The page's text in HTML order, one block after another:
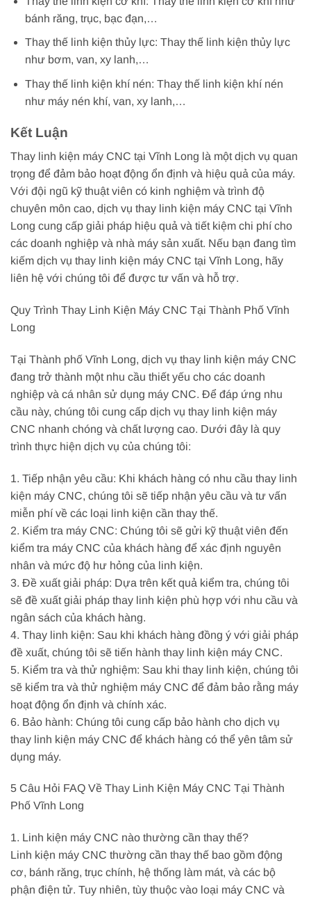
bánh răng, trục, bạc đạn,…
Thay thế linh kiện thủy lực: Thay thế linh kiện thủy lực
như bơm, van, xy lanh,…
Thay thế linh kiện khí nén: Thay thế linh kiện khí nén
như máy nén khí, van, xy lanh,…
Kết Luận
Thay linh kiện máy CNC tại Vĩnh Long là một dịch vụ quan
trọng để đảm bảo hoạt động ổn định và hiệu quả của máy.
Với đội ngũ kỹ thuật viên có kinh nghiệm và trình độ
chuyên môn cao, dịch vụ thay linh kiện máy CNC tại Vĩnh
Long cung cấp giải pháp hiệu quả và tiết kiệm chi phí cho
các doanh nghiệp và nhà máy sản xuất. Nếu bạn đang tìm
kiếm dịch vụ thay linh kiện máy CNC tại Vĩnh Long, hãy
liên hệ với chúng tôi để được tư vấn và hỗ trợ.
Quy Trình Thay Linh Kiện Máy CNC Tại Thành Phố Vĩnh
Long
Tại Thành phố Vĩnh Long, dịch vụ thay linh kiện máy CNC
đang trở thành một nhu cầu thiết yếu cho các doanh
nghiệp và cá nhân sử dụng máy CNC. Để đáp ứng nhu
cầu này, chúng tôi cung cấp dịch vụ thay linh kiện máy
CNC nhanh chóng và chất lượng cao. Dưới đây là quy
trình thực hiện dịch vụ của chúng tôi:
1. Tiếp nhận yêu cầu: Khi khách hàng có nhu cầu thay linh
kiện máy CNC, chúng tôi sẽ tiếp nhận yêu cầu và tư vấn
miễn phí về các loại linh kiện cần thay thế.
2. Kiểm tra máy CNC: Chúng tôi sẽ gửi kỹ thuật viên đến
kiểm tra máy CNC của khách hàng để xác định nguyên
nhân và mức độ hư hỏng của linh kiện.
3. Đề xuất giải pháp: Dựa trên kết quả kiểm tra, chúng tôi
sẽ đề xuất giải pháp thay linh kiện phù hợp với nhu cầu và
ngân sách của khách hàng.
4. Thay linh kiện: Sau khi khách hàng đồng ý với giải pháp
đề xuất, chúng tôi sẽ tiến hành thay linh kiện máy CNC.
5. Kiểm tra và thử nghiệm: Sau khi thay linh kiện, chúng tôi
sẽ kiểm tra và thử nghiệm máy CNC để đảm bảo rằng máy
hoạt động ổn định và chính xác.
6. Bảo hành: Chúng tôi cung cấp bảo hành cho dịch vụ
thay linh kiện máy CNC để khách hàng có thể yên tâm sử
dụng máy.
5 Câu Hỏi FAQ Về Thay Linh Kiện Máy CNC Tại Thành
Phố Vĩnh Long
1. Linh kiện máy CNC nào thường cần thay thế?
Linh kiện máy CNC thường cần thay thế bao gồm động
cơ, bánh răng, trục chính, hệ thống làm mát, và các bộ
phận điện tử. Tuy nhiên, tùy thuộc vào loại máy CNC và